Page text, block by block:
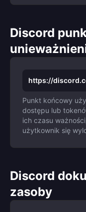
Discord
https://
Punkt końcowy
dostępu lub
ich czasu
użytkownik się
Discord
zasoby